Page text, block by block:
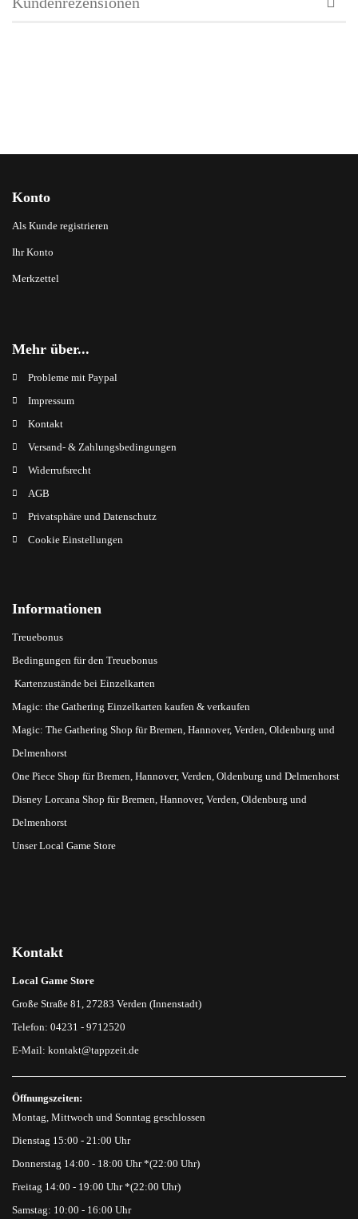
Konto
Als Kunde registrieren
Ihr Konto
Merkzettel
Mehr über...
Probleme mit Paypal
Impressum
Kontakt
Versand- & Zahlungsbedingungen
Widerrufsrecht
AGB
Privatsphäre und Datenschutz
Cookie Einstellungen
Informationen
Treuebonus
Bedingungen für den Treuebonus
Kartenzustände bei Einzelkarten
Magic: the Gathering Einzelkarten kaufen & verkaufen
Magic: The Gathering Shop für Bremen, Hannover, Verden, Oldenburg und
Delmenhorst
One Piece Shop für Bremen, Hannover, Verden, Oldenburg und Delmenhorst
Disney Lorcana Shop für Bremen, Hannover, Verden, Oldenburg und
Delmenhorst
Unser Local Game Store
Kontakt
Local Game Store
Große Straße 81, 27283 Verden (Innenstadt)
Telefon: 04231 - 9712520
E-Mail: kontakt@tappzeit.de
Öffnungszeiten:
Montag, Mittwoch und Sonntag geschlossen
Dienstag 15:00 - 21:00 Uhr
Donnerstag 14:00 - 18:00 Uhr *(22:00 Uhr)
Freitag 14:00 - 19:00 Uhr *(22:00 Uhr)
Samstag: 10:00 - 16:00 Uhr